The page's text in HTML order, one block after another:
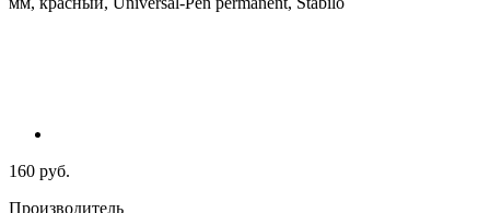
160 руб.
Производитель